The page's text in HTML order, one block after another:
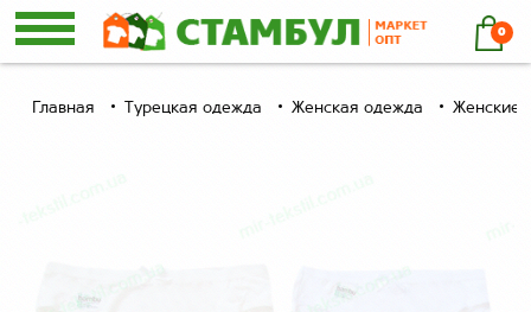
0
Главная Турецкая одежда Женская одежда Женские